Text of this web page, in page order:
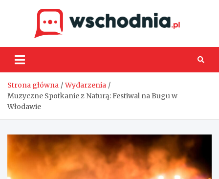
Strona główna
Wydarzenia
Muzyczne Spotkanie z Naturą: Festiwal na Bugu w
Włodawie